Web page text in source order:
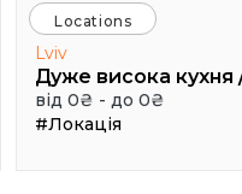
Locations
Lviv
від 0₴ - до 0₴
#Локація